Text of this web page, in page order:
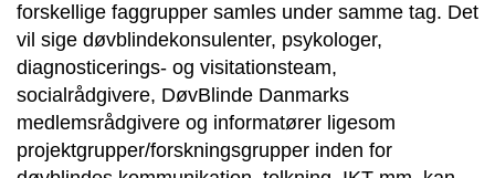
forskellige faggrupper samles under samme tag. Det
vil sige døvblindekonsulenter, psykologer,
diagnosticerings- og visitationsteam,
socialrådgivere, DøvBlinde Danmarks
medlemsrådgivere og informatører ligesom
projektgrupper/forskningsgrupper inden for